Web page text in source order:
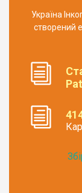
Україна
створений